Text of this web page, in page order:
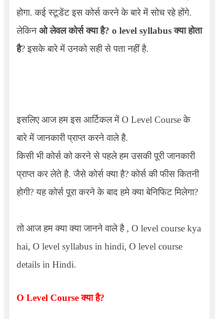
होगा. कई स्टूडेंट इस कोर्स करने के बारे में सोच रहे होंगे.
लेकिन ओ लेवल कोर्स क्या है? o level syllabusक्या होता
है? इसके बारे में उनको सही से पता नहीं है.
इसलिए आज हम इस आर्टिकल में O Level Courseके
बारे में जानकारी प्राप्त करने वाले है.
किसी भी कोर्स को करने से पहले हम उसकी पूरी जानकारी
प्राप्त कर लेते है. जैसे कोर्स क्या है? कोर्स की फीस कितनी
होगी? यह कोर्स पूरा करने के बाद हमे क्या बेनिफिट मिलेगा?
तो आज हम क्या क्या जानने वाले है , O level course kya
hai, O level syllabus in hindi, O level course
details in Hindi.
O Level Courseक्या है?